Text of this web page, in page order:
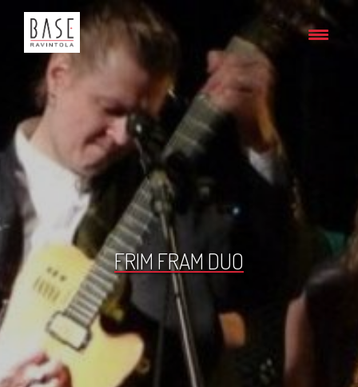
FRIM FRAM DUO